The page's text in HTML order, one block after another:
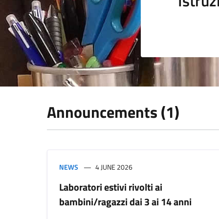
Announcements (1)
NEWS 4 JUNE 2026
Laboratori estivi rivolti ai
bambini/ragazzi dai 3 ai 14 anni